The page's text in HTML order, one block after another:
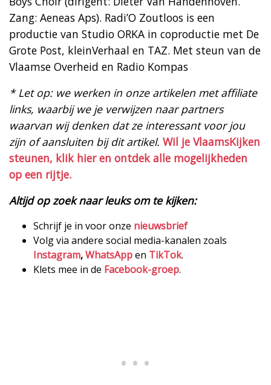
Zang: Aeneas Aps). Radi’O Zoutloos is een
productie van Studio ORKA in coproductie met De
Grote Post, kleinVerhaal en TAZ. Met steun van de
Vlaamse Overheid en Radio Kompas
* Let op: we werken in onze artikelen met affiliate
links, waarbij we je verwijzen naar partners
waarvan wij denken dat ze interessant voor jou
zijn of aansluiten bij dit artikel. Wil je VlaamsKijken
steunen, klik hier en ontdek alle mogelijkheden
op een rijtje.
Altijd op zoek naar leuks om te kijken:
Schrijf je in voor onze nieuwsbrief
Volg via andere social media-kanalen zoals
Instagram,WhatsAppen TikTok.
Klets mee in de Facebook-groep.